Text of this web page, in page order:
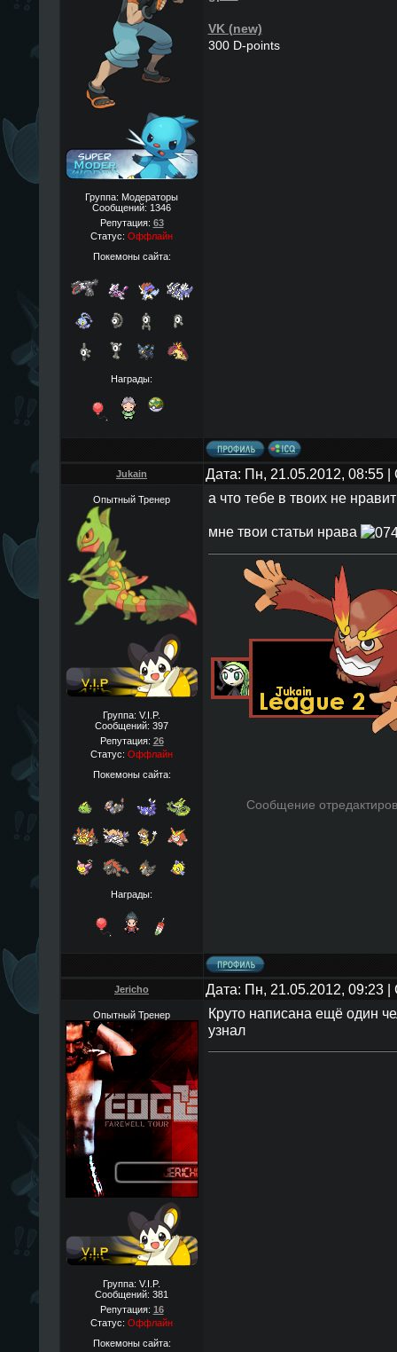
Группа: Модераторы
Сообщений: 1346
Репутация: 63
Статус: Оффлайн
Покемоны сайта:
Награды:
VK (new)
300 D-points
Jukain Дата: Пн, 21.05.2012, 08:55
Опытный Тренер
Группа: V.I.P.
Сообщений: 397
Репутация: 26
Статус: Оффлайн
Покемоны сайта:
Награды:
а что тебе в твоих не
мне твои статьи нрава
Сообщение
Jericho Дата: Пн, 21.05.2012, 09:23
Опытный Тренер
Группа: V.I.P.
Сообщений: 381
Репутация: 16
Статус: Оффлайн
Покемоны сайта:
Круто написана ещё один
узнал